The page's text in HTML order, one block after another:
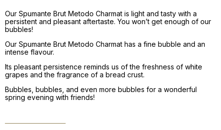
Our Spumante Brut Metodo Charmat is light and tasty with a
persistent and pleasant aftertaste. You won’t get enough of our
bubbles!
Our Spumante Brut Metodo Charmat has a fine bubble and an
intense flavour.
Its pleasant persistence reminds us of the freshness of white
grapes and the fragrance of a bread crust.
Bubbles, bubbles, and even more bubbles for a wonderful
spring evening with friends!